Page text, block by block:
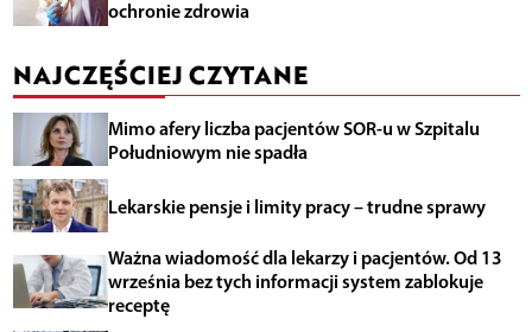
ochronie zdrowia
NAJCZĘŚCIEJ CZYTANE
Mimo afery liczba pacjentów SOR-u w Szpitalu
Południowym nie spadła
Lekarskie pensje i limity pracy – trudne sprawy
Ważna wiadomość dla lekarzy i pacjentów. Od 13
września bez tych informacji system zablokuje
receptę